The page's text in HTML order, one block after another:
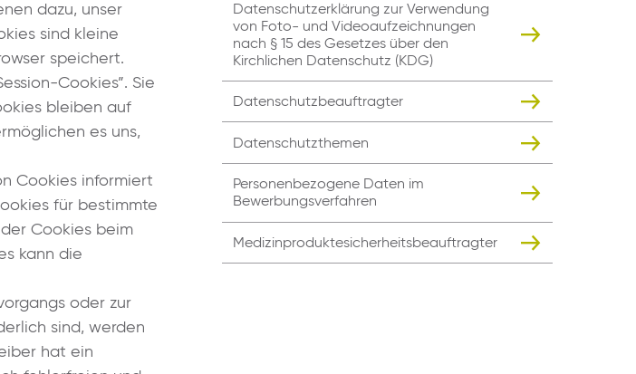
dazu, unser
sind kleine
speichert.
Cookies”. Sie
bleiben auf
es uns,
Cookies informiert
für bestimmte
Cookies beim
kann die
oder zur
sind, werden
hat ein
Datenschutzerklärung zur Verwendung
von Foto- und Videoaufzeichnungen
nach § 15 des Gesetzes über den
Kirchlichen Datenschutz (KDG)
Datenschutzbeauftragter
Datenschutzthemen
Personenbezogene Daten im
Bewerbungsverfahren
Medizinproduktesicherheitsbeauftragter